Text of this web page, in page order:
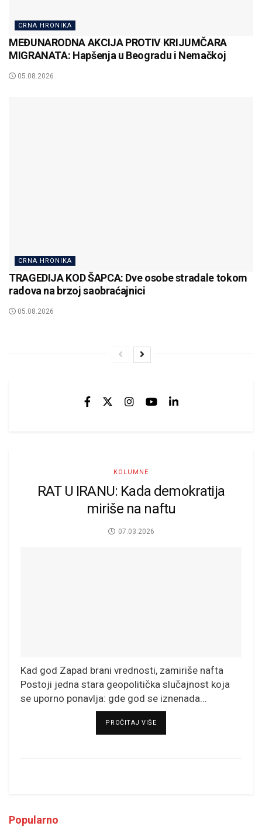
CRNA HRONIKA
MEĐUNARODNA AKCIJA PROTIV KRIJUMČARA
MIGRANATA: Hapšenja u Beogradu i Nemačkoj
05.08.2026
CRNA HRONIKA
TRAGEDIJA KOD ŠAPCA: Dve osobe stradale tokom
radova na brzoj saobraćajnici
05.08.2026
KOLUMNE
RAT U IRANU: Kada demokratija
miriše na naftu
07.03.2026
Kad god Zapad brani vrednosti, zamiriše nafta
Postoji jedna stara geopolitička slučajnost koja
se uporno ponavlja: gde god se iznenada...
PROČITAJ VIŠEDETAILS
Popularno